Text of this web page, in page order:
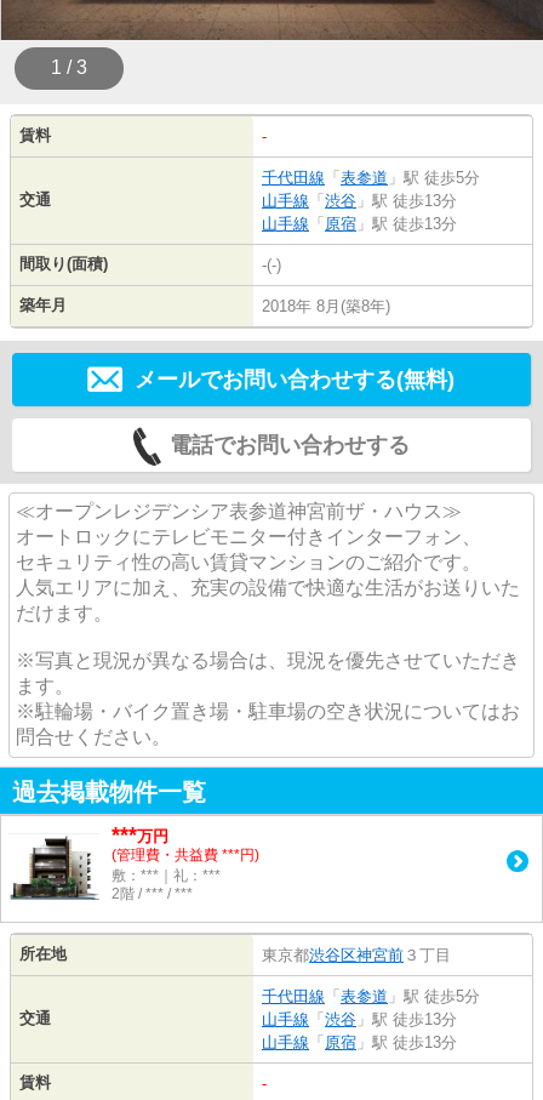
1 / 3
賃料 -
交通
千代田線 「 表参道 」駅 徒歩5分
山手線 「 渋谷 」駅 徒歩13分
山手線 「 原宿 」駅 徒歩13分
間取り(面積) -(-)
築年月 2018年 8月(築8年)
メールでお問い合わせする(無料)
電話でお問い合わせする
≪オープンレジデンシア表参道神宮前ザ・ハウス≫
オートロックにテレビモニター付きインターフォン、
セキュリティ性の高い賃貸マンションのご紹介です。
人気エリアに加え、充実の設備で快適な生活がお送りいた
だけます。
※写真と現況が異なる場合は、現況を優先させていただき
ます。
※駐輪場・バイク置き場・駐車場の空き状況についてはお
問合せください。
過去掲載物件一覧
***万円
(管理費・共益費 ***円)
敷：***｜礼：***
2階 / *** / ***
所在地 東京都渋谷区神宮前 ３丁目
交通
千代田線 「 表参道 」駅 徒歩5分
山手線 「 渋谷 」駅 徒歩13分
山手線 「 原宿 」駅 徒歩13分
賃料 -